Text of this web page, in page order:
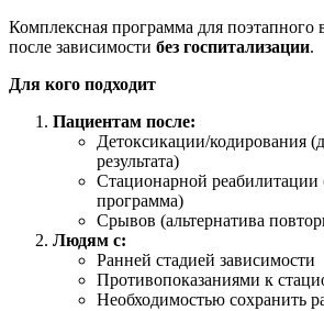
Комплексная программа для поэтапного
после зависимости без госпитализации.
Для кого подходит
Пациентам после:
Детоксикации/кодирования
результата)
Стационарной реабилитации
программа)
Срывов (альтернатива
Людям с:
Ранней стадией зависимости
Противопоказаниями к
Необходимостью сохранить